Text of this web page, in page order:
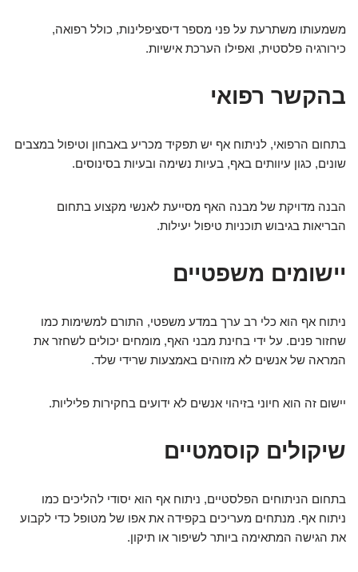
משמעותו משתרעת על פני מספר דיסציפלינות, כולל רפואה,
כירורגיה פלסטית, ואפילו הערכת אישיות.
בהקשר רפואי
בתחום הרפואי, לניתוח אף יש תפקיד מכריע באבחון וטיפול במצבים
שונים, כגון עיוותים באף, בעיות נשימה ובעיות בסינוסים.
הבנה מדויקת של מבנה האף מסייעת לאנשי מקצוע בתחום
הבריאות בגיבוש תוכניות טיפול יעילות.
יישומים משפטיים
ניתוח אף הוא כלי רב ערך במדע משפטי, התורם למשימות כמו
שחזור פנים. על ידי בחינת מבני האף, מומחים יכולים לשחזר את
המראה של אנשים לא מזוהים באמצעות שרידי שלד.
יישום זה הוא חיוני בזיהוי אנשים לא ידועים בחקירות פליליות.
שיקולים קוסמטיים
בתחום הניתוחים הפלסטיים, ניתוח אף הוא יסודי להליכים כמו
ניתוח אף. מנתחים מעריכים בקפידה את אפו של מטופל כדי לקבוע
את הגישה המתאימה ביותר לשיפור או תיקון.